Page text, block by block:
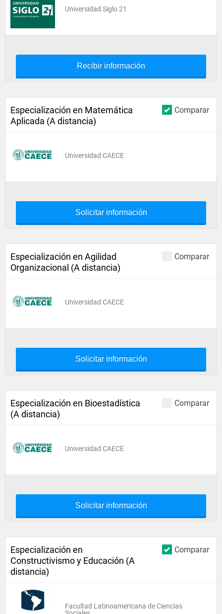
Universidad Siglo 21
Recibir información
Comparar
Especialización en Matemática
Aplicada (A distancia)
Universidad CAECE
Solicitar información
Comparar
Especialización en Agilidad
Organizacional (A distancia)
Universidad CAECE
Solicitar información
Comparar
Especialización en Bioestadística
(A distancia)
Universidad CAECE
Solicitar información
Comparar
Especialización en
Constructivismo y Educación (A
distancia)
Facultad Latinoamericana de Ciencias